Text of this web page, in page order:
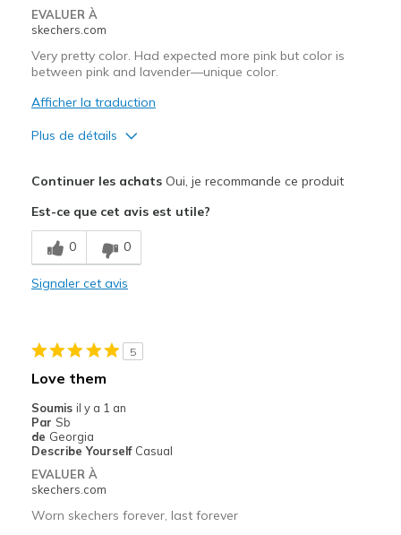
EVALUER À
skechers.com
Very pretty color. Had expected more pink but color is
between pink and lavender—unique color.
Afficher la traduction
Plus de détails
Stylish
Les meilleures utilisations
Casual Wear
Sizing
Feels true to size
View On Shoes
Continuer les achatsOui, je recommande ce produit
Est-ce que cet avis est utile?
0 0
Signaler cet avis
5
Love them
Soumis il y a 1 an
Par Sb
de Georgia
Describe Yourself Casual
EVALUER À
skechers.com
Worn skechers forever, last forever